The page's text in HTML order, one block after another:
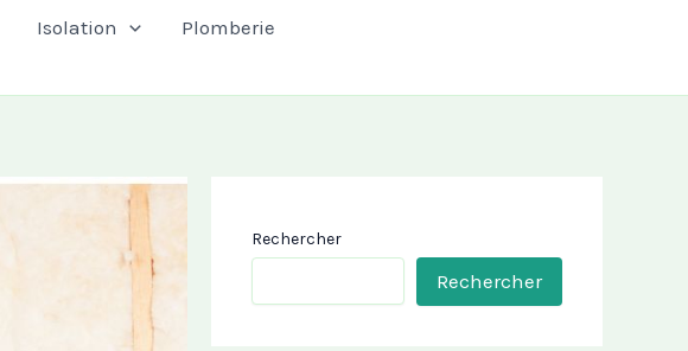
Isolation
Plomberie
Rechercher
Rechercher